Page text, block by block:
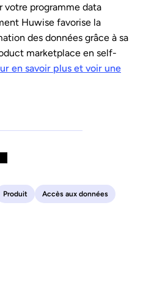
votre programme data
Huwise favorise la
des données grâce à sa
marketplace en self-
en savoir plus et voir une
Produit Accès aux données